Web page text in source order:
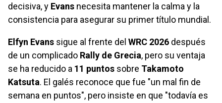
decisiva, y Evans necesita mantener la calma y la
consistencia para asegurar su primer título mundial.
Elfyn Evans sigue al frente del WRC 2026 después
de un complicado Rally de Grecia, pero su ventaja
se ha reducido a 11 puntos sobre Takamoto
Katsuta. El galés reconoce que fue "un mal fin de
semana en puntos", pero insiste en que "todavía es